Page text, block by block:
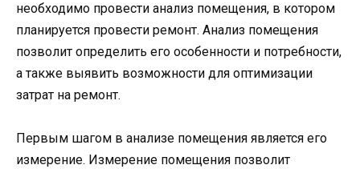
необходимо провести анализ помещения, в котором
планируется провести ремонт. Анализ помещения
позволит определить его особенности и потребности,
а также выявить возможности для оптимизации
затрат на ремонт.
Первым шагом в анализе помещения является его
измерение. Измерение помещения позволит